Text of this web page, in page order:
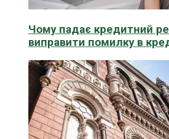
Чому падає кредитний
виправити помилку в